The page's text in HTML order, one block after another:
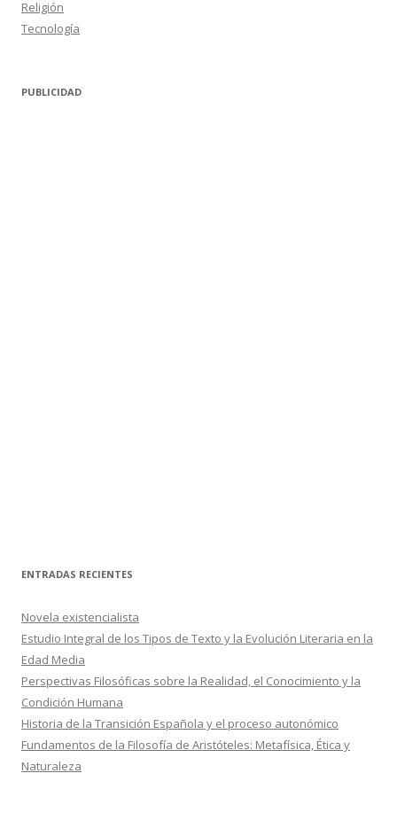
Religión
Tecnología
PUBLICIDAD
ENTRADAS RECIENTES
Novela existencialista
Estudio Integral de los Tipos de Texto y la Evolución Literaria en la
Edad Media
Perspectivas Filosóficas sobre la Realidad, el Conocimiento y la
Condición Humana
Historia de la Transición Española y el proceso autonómico
Fundamentos de la Filosofía de Aristóteles: Metafísica, Ética y
Naturaleza